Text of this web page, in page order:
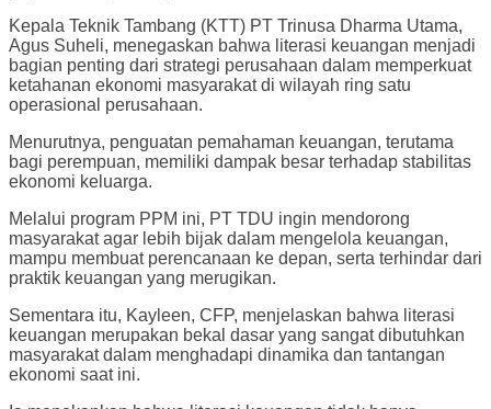
Kepala Teknik Tambang (KTT) PT Trinusa Dharma Utama,
Agus Suheli, menegaskan bahwa literasi keuangan menjadi
bagian penting dari strategi perusahaan dalam memperkuat
ketahanan ekonomi masyarakat di wilayah ring satu
operasional perusahaan.
Menurutnya, penguatan pemahaman keuangan, terutama
bagi perempuan, memiliki dampak besar terhadap stabilitas
ekonomi keluarga.
Melalui program PPM ini, PT TDU ingin mendorong
masyarakat agar lebih bijak dalam mengelola keuangan,
mampu membuat perencanaan ke depan, serta terhindar dari
praktik keuangan yang merugikan.
Sementara itu, Kayleen, CFP, menjelaskan bahwa literasi
keuangan merupakan bekal dasar yang sangat dibutuhkan
masyarakat dalam menghadapi dinamika dan tantangan
ekonomi saat ini.